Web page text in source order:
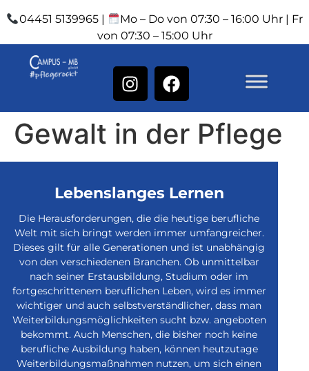
04451 5139965 |
Mo – Do von 07:30 – 16:00 Uhr | Fr
von 07:30 – 15:00 Uhr
Gewalt in der Pflege
Lebenslanges Lernen
Die Herausforderungen, die die heutige berufliche
Welt mit sich bringt werden immer umfangreicher.
Dieses gilt für alle Generationen und ist unabhängig
von den verschiedenen Branchen. Ob unmittelbar
nach seiner Erstausbildung, Studium oder im
fortgeschrittenem beruflichen Leben, wird es immer
wichtiger und auch selbstverständlicher, dass man
Weiterbildungsmöglichkeiten sucht bzw. angeboten
bekommt. Auch Menschen, die bisher noch keine
berufliche Ausbildung haben, können heutzutage
Weiterbildungsmaßnahmen nutzen, um sich einen